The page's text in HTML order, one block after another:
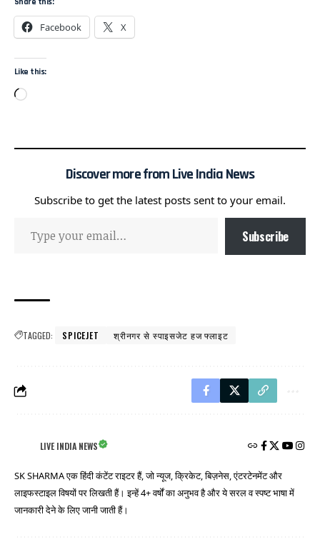
Facebook X
Like this:
Discover more from Live India News
Subscribe to get the latest posts sent to your email.
Subscribe
TAGGED: SPICEJET श्रीनगर से स्पाइसजेट हज फ्लाइट
LIVE INDIA NEWS
SK SHARMA एक हिंदी कंटेंट राइटर हैं, जो न्यूज, क्रिकेट, बिज़नेस, एंटरटेनमेंट और
लाइफस्टाइल विषयों पर लिखती हैं। इन्हें 4+ वर्षों का अनुभव है और ये सरल व स्पष्ट भाषा में
जानकारी देने के लिए जानी जाती हैं।